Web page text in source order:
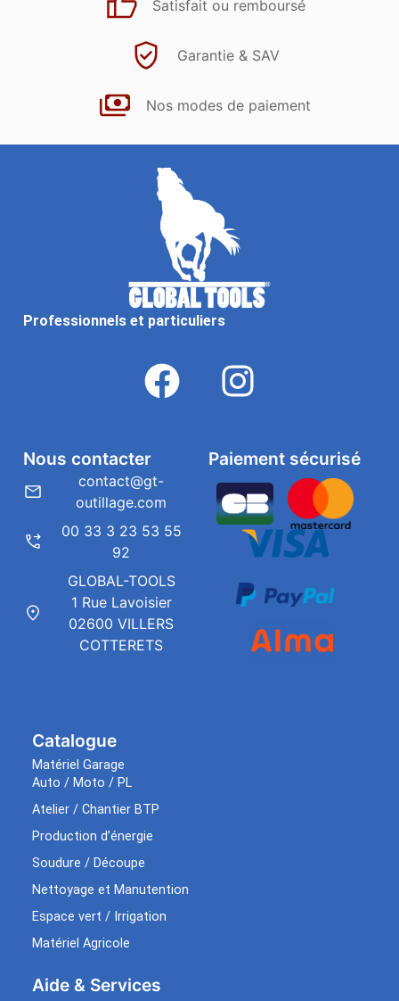
Satisfait ou remboursé
Garantie & SAV
Nos modes de paiement
Professionnels et particuliers
Catalogue
Matériel Garage
Auto / Moto / PL
Atelier / Chantier BTP
Production d’énergie
Soudure / Découpe
Nettoyage et Manutention
Espace vert / Irrigation
Matériel Agricole
Aide & Services​
Paiement sécurisé
Nous contacter
contact@gt-
outillage.com
00 33 3 23 53 55
92
GLOBAL-TOOLS
1 Rue Lavoisier
02600 VILLERS
COTTERETS